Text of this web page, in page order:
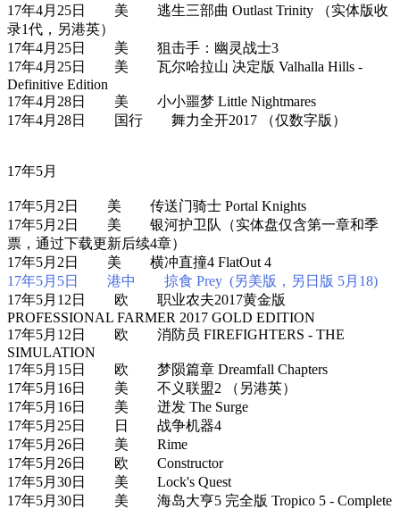
17年4月25日 美 逃生三部曲 Outlast Trinity （实体版收
录1代，另港英）
17年4月25日 美 狙击手：幽灵战士3
17年4月25日 美 瓦尔哈拉山 决定版 Valhalla Hills -
Definitive Edition
17年4月28日 美 小小噩梦 Little Nightmares
17年4月28日 国行 舞力全开2017 （仅数字版）
17年5月
17年5月2日 美 传送门骑士 Portal Knights
17年5月2日 美 银河护卫队（实体盘仅含第一章和季
票，通过下载更新后续4章）
17年5月2日 美 横冲直撞4 FlatOut 4
17年5月5日 港中 掠食 Prey (另美版，另日版 5月18)
17年5月12日 欧 职业农夫2017黄金版
PROFESSIONAL FARMER 2017 GOLD EDITION
17年5月12日 欧 消防员 FIREFIGHTERS - THE
SIMULATION
17年5月15日 欧 梦陨篇章 Dreamfall Chapters
17年5月16日 美 不义联盟2 （另港英）
17年5月16日 美 迸发 The Surge
17年5月25日 日 战争机器4
17年5月26日 美 Rime
17年5月26日 欧 Constructor
17年5月30日 美 Lock's Quest
17年5月30日 美 海岛大亨5 完全版 Tropico 5 - Complete